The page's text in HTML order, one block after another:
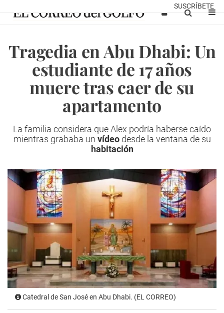
SUSCRÍBETE
Tragedia en Abu Dhabi: Un
estudiante de 17 años
muere tras caer de su
apartamento
La familia considera que Alex podría haberse caído
mientras grababa un vídeo desde la ventana de su
habitación
Catedral de San José en Abu Dhabi. (EL CORREO)